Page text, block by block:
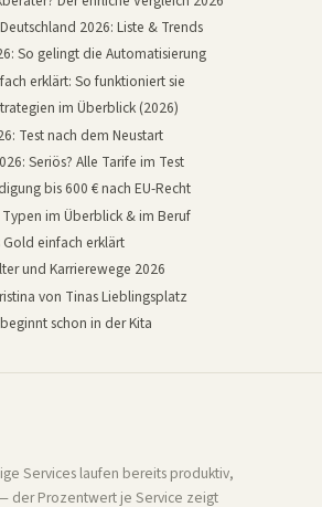
2026: Liste & Trends
So gelingt die Automatisierung
erklärt: So funktioniert sie
im Überblick (2026)
Test nach dem Neustart
Seriös? Alle Tarife im Test
bis 600 € nach EU-Recht
im Überblick & im Beruf
Gold einfach erklärt
und Karrierewege 2026
von Tinas Lieblingsplatz
schon in der Kita
Services laufen bereits produktiv,
der Prozentwert je Service zeigt